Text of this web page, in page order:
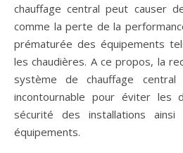
chauffage central peut causer
comme la perte de la
prématurée des équipements
les chaudières. A ce propos, la
système de chauffage central
incontournable pour éviter les
sécurité des installations
équipements.